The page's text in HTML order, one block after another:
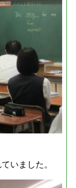
いました。